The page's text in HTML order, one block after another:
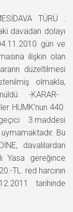
TÜRÜ :
davadan dolayı
gün ve
ilişkin olan
düzeltilmesi
olmakla,
-KARAR-
HUMK’nun 440.
3.maddesi
Bu
davalılardan
Yasa gereğince
TL. red harcının
tarihinde